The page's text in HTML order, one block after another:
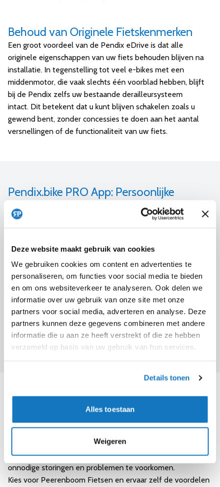
Deze website maakt gebruik van cookies
We gebruiken cookies om content en advertenties te
personaliseren, om functies voor social media te bieden
en om ons websiteverkeer te analyseren. Ook delen we
informatie over uw gebruik van onze site met onze
partners voor social media, adverteren en analyse. Deze
partners kunnen deze gegevens combineren met andere
informatie die u aan ze heeft verstrekt of die ze hebben
verzameld op basis van uw gebruik van hun services.
Details tonen
Alles toestaan
Weigeren
Behoud van Originele Fietskenmerken
Een groot voordeel van de Pendix eDrive is dat alle
originele eigenschappen van uw fiets behouden blijven na
installatie. In tegenstelling tot veel e-bikes met een
middenmotor, die vaak slechts één voorblad hebben, blijft
bij de Pendix zelfs uw bestaande derailleursysteem
intact. Dit betekent dat u kunt blijven schakelen zoals u
gewend bent, zonder concessies te doen aan het aantal
versnellingen of de functionaliteit van uw fiets.
Pendix.bike PRO App: Persoonlijke
Ondersteuning
Met de Pendix.bike PRO App kunt u de
wens instellen (
bekijk de uitleg video ). Via een intuïtieve
interface kunt u het vermogen en de maximale snelheid per
ondersteuningsstand aanpassen. Dit is bijzonder handig om
bijvoorbeeld verschillen in trapkracht tussen twee fietsers
te compenseren, zodat u samen comfortabel kunt fietsen.
Daarnaast fungeert de app als fietscomputer en
navigatiesysteem, en biedt het de mogelijkheid om
systeemupdates uit te voeren, zodat u altijd beschikt over
de nieuwste functionaliteiten.
Waarom Kiezen voor Peerenboom
Grootste Pendix-specialist van Nederland:Met jarenlange
ervaring in vakkundige installatie.
Deskundig Advies:Voor de beste rijervaring en om
onnodige storingen en problemen te voorkomen.
Kies voor Peerenboom Fietsen en ervaar zelf de voordelen